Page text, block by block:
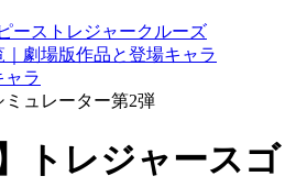
ーストレジャークルーズ
｜劇場版作品と登場キャラ
ャラ
ミュレーター第2弾
トレジャースゴ